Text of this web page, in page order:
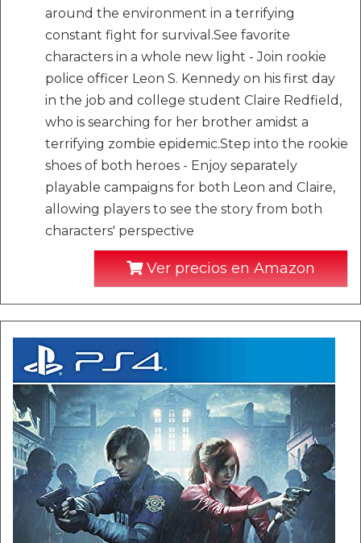
around the environment in a terrifying
constant fight for survival.See favorite
characters in a whole new light - Join rookie
police officer Leon S. Kennedy on his first day
in the job and college student Claire Redfield,
who is searching for her brother amidst a
terrifying zombie epidemic.Step into the rookie
shoes of both heroes - Enjoy separately
playable campaigns for both Leon and Claire,
allowing players to see the story from both
characters' perspective
Ver precios en Amazon